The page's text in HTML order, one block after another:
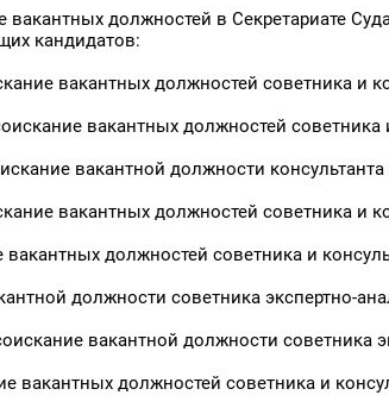
должностей в Секретариате
кандидатов:
вакантных должностей советника и
вакантных должностей
вакантной должности
вакантных должностей советника и
должностей советника и
должности советника экспертно-
вакантной должности советника
вакантных должностей советника и